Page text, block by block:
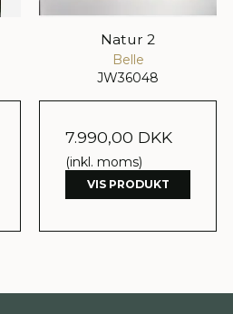
Natur 2
Belle
JW36048
7.990,00 DKK
(inkl. moms)
VIS PRODUKT